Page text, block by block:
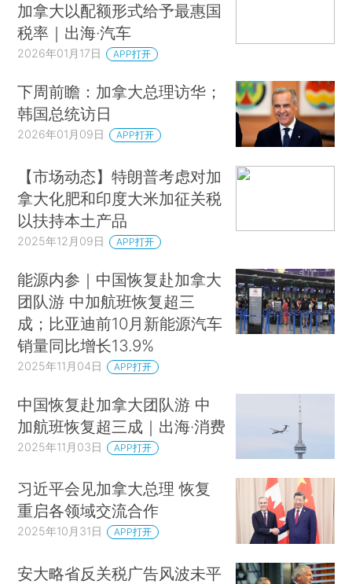
加拿大以配额形式给予最惠国
税率｜出海·汽车
2026年01月17日 APP打开
下周前瞻：加拿大总理访华；
韩国总统访日
2026年01月09日 APP打开
【市场动态】特朗普考虑对加
拿大化肥和印度大米加征关税
以扶持本土产品
2025年12月09日 APP打开
能源内参｜中国恢复赴加拿大
团队游 中加航班恢复超三
成；比亚迪前10月新能源汽车
销量同比增长13.9%
2025年11月04日 APP打开
中国恢复赴加拿大团队游 中
加航班恢复超三成｜出海·消费
2025年11月03日 APP打开
习近平会见加拿大总理 恢复
重启各领域交流合作
2025年10月31日 APP打开
安大略省反关税广告风波未平